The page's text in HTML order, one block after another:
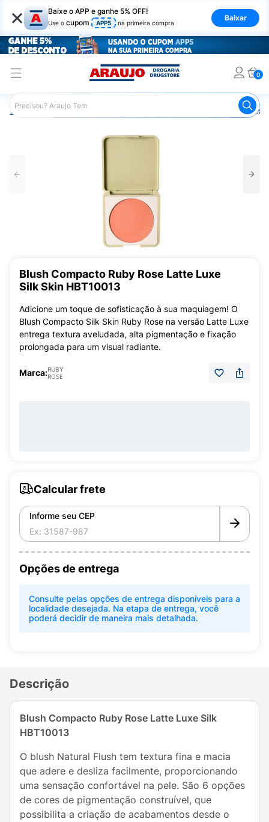
× Baixe o APP e ganhe 5% OFF!
Use o cupom APP5 na primeira compra
Baixar
0
Araujo Maquiagem Blush
Blush Compacto Ruby Rose Latte Luxe
Silk Skin HBT10013
Adicione um toque de sofisticação à sua maquiagem! O
Blush Compacto Silk Skin Ruby Rose na versão Latte Luxe
entrega textura aveludada, alta pigmentação e fixação
prolongada para um visual radiante.
Marca:RUBY
ROSE
Calcular frete
Informe seu CEP
Opções de entrega
Consulte pelas opções de entrega disponíveis para a
localidade desejada. Na etapa de entrega, você
poderá decidir de maneira mais detalhada.
Descrição
Blush Compacto Ruby Rose Latte Luxe Silk
HBT10013
O blush Natural Flush tem textura fina e macia
que adere e desliza facilmente, proporcionando
uma sensação confortável na pele. São 6 opções
de cores de pigmentação construível, que
possibilita a criação de acabamentos desde o